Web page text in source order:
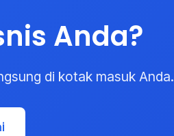
Anda?
di kotak masuk Anda.